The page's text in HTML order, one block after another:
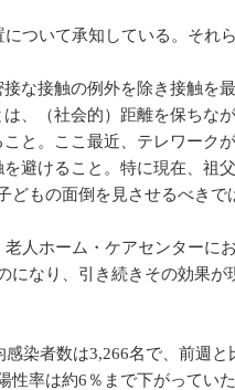
ついて承知している。それ
な接触の例外を除き接触を
は、（社会的）距離を保ちな
こと。ここ最近、テレワーク
を避けること。特に現在、
どもの面倒を見させるべきで
人ホーム・ケアセンターに
になり、引き続きその効果が
染者数は3,266名で、前週
性率は約6％まで下がってい